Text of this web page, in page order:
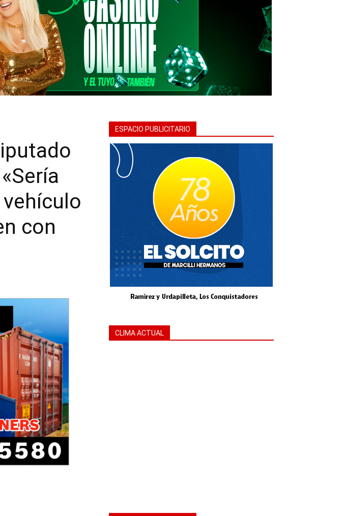
CONQUISTADORES
con
ESPACIO PUBLICITARIO
CLIMA ACTUAL